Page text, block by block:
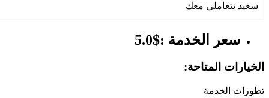
سعيد بتعاملي معك
سعر الخدمة :$5.0
الخيارات المتاحة:
تطورات الخدمة